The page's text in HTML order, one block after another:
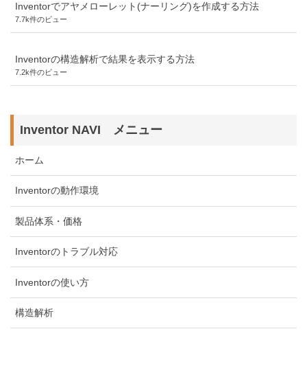
Inventorでアヤメローレット(ナーリング)を作成する方法
7.7k件のビュー
Inventorの構造解析で結果を表示する方法
7.2k件のビュー
Inventor NAVI メニュー
ホーム
Inventorの動作環境
製品体系・価格
Inventorのトラブル対応
Inventorの使い方
構造解析